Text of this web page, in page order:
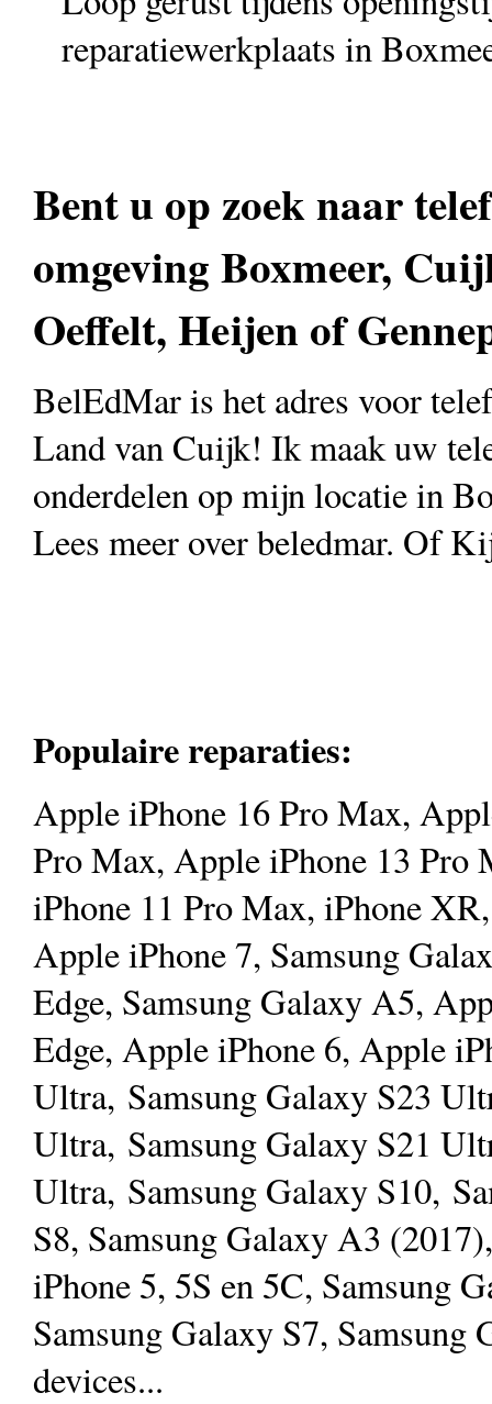
reparatiewerkplaats in
Bent u op zoek naar
omgeving Boxmeer,
Oeffelt, Heijen of
BelEdMar is het adres voor
Land van Cuijk! Ik maak uw
onderdelen op mijn locatie in
Lees meer over beledmar. Of
Populaire reparaties:
Apple iPhone 16 Pro Max,
Pro Max, Apple iPhone 13 Pro
iPhone 11 Pro Max, iPhone
Apple iPhone 7, Samsung
Edge, Samsung Galaxy A5,
Edge, Apple iPhone 6, Apple
Ultra, Samsung Galaxy S23
Ultra, Samsung Galaxy S21
Ultra, Samsung Galaxy S10,
S8, Samsung Galaxy A3
iPhone 5, 5S en 5C, Samsung
Samsung Galaxy S7,
devices...